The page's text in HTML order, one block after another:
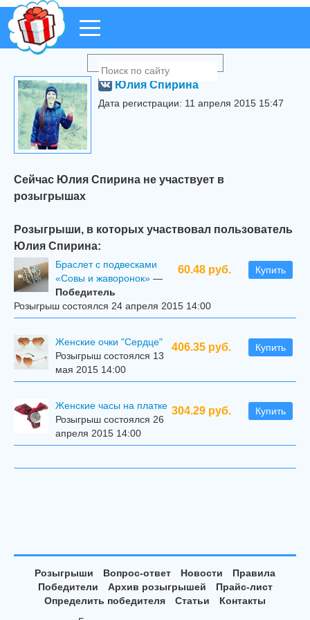
Юлия Спирина
Дата регистрации: 11 апреля 2015 15:47
Сейчас Юлия Спирина не участвует в
розыгрышах
Розыгрыши, в которых участвовал пользователь
Юлия Спирина:
60.48 руб. Купить
Браслет с подвесками
«Совы и жаворонок» —
Победитель
Розыгрыш состоялся 24 апреля 2015 14:00
406.35 руб. Купить
Женские очки "Сердце"
Розыгрыш состоялся 13
мая 2015 14:00
304.29 руб. Купить
Женские часы на платке
Розыгрыш состоялся 26
апреля 2015 14:00
Розыгрыши Вопрос-ответ Новости
Правила
Победители
Архив розыгрышей
Прайс-лист
Определить победителя
Статьи
Контакты